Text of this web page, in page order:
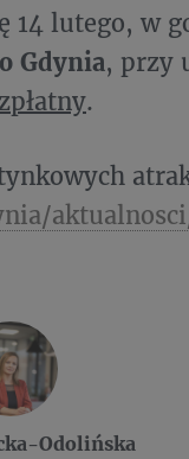
14 lutego, w
Gdynia, przy
.
Odolińska